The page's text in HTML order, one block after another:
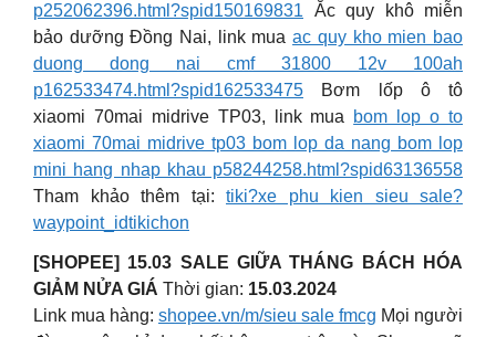
p252062396.html?spid150169831 Ắc quy khô miễn
bảo dưỡng Đồng Nai, link muaac quy kho mien bao
duong dong nai cmf 31800 12v 100ah
p162533474.html?spid162533475 Bơm lốp ô tô
xiaomi 70mai midrive TP03, link mua bom lop o to
xiaomi 70mai midrive tp03 bom lop da nang bom lop
mini hang nhap khau p58244258.html?spid63136558
Tham khảo thêm tại: tiki?xe phu kien sieu sale?
waypoint_idtikichon
[SHOPEE] 15.03 SALE GIỮA THÁNG BÁCH HÓA
GIẢM NỬA GIÁ Thời gian: 15.03.2024
Link mua hàng: shopee.vn/m/sieu sale fmcg Mọi người